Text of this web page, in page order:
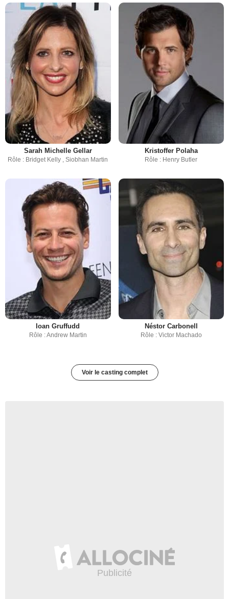
Sarah Michelle Gellar
Rôle : Bridget Kelly , Siobhan Martin
Kristoffer Polaha
Rôle : Henry Butler
Ioan Gruffudd
Rôle : Andrew Martin
Néstor Carbonell
Rôle : Victor Machado
Voir le casting complet